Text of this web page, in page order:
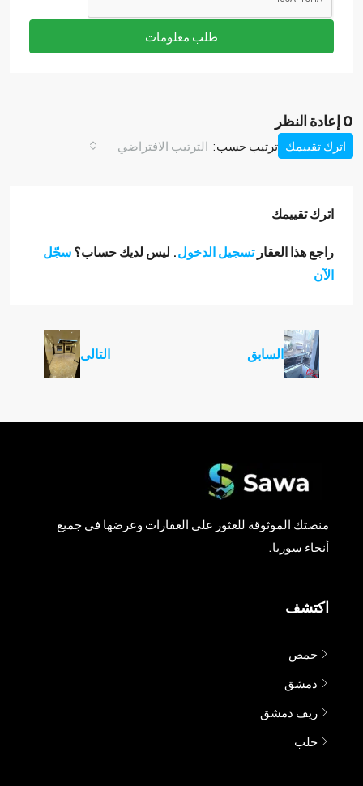
طلب معلومات
0 إعادة النظر
ترتيب حسب: الترتيب الافتراضي اترك تقييمك
اترك تقييمك
راجع هذا العقارتسجيل الدخول. ليس لديك حساب؟سجّل
الآن
السابق التالى
منصتك الموثوقة للعثور على العقارات وعرضها في جميع
أنحاء سوريا.
اكتشف
حمص
دمشق
ريف دمشق
حلب